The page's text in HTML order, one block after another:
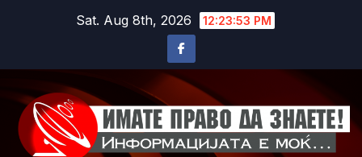
Sat. Aug 8th, 2026 12:23:56 PM